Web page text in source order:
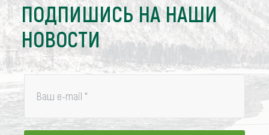
ПОДПИШИСЬ НА НАШИ
НОВОСТИ
Ваш e-mail *